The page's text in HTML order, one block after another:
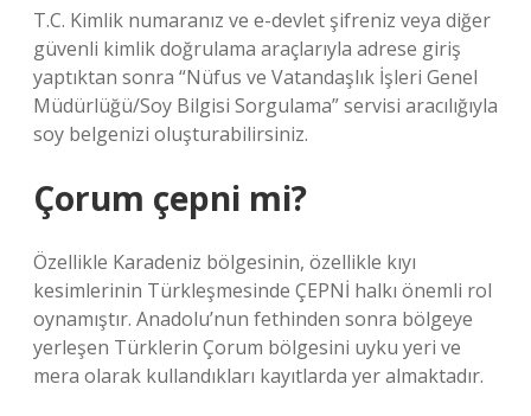
T.C. Kimlik numaranız ve e-devlet şifreniz veya diğer
güvenli kimlik doğrulama araçlarıyla adrese giriş
yaptıktan sonra “Nüfus ve Vatandaşlık İşleri Genel
Müdürlüğü/Soy Bilgisi Sorgulama” servisi aracılığıyla
soy belgenizi oluşturabilirsiniz.
Çorum çepni mi?
Özellikle Karadeniz bölgesinin, özellikle kıyı
kesimlerinin Türkleşmesinde ÇEPNİ halkı önemli rol
oynamıştır. Anadolu’nun fethinden sonra bölgeye
yerleşen Türklerin Çorum bölgesini uyku yeri ve
mera olarak kullandıkları kayıtlarda yer almaktadır.